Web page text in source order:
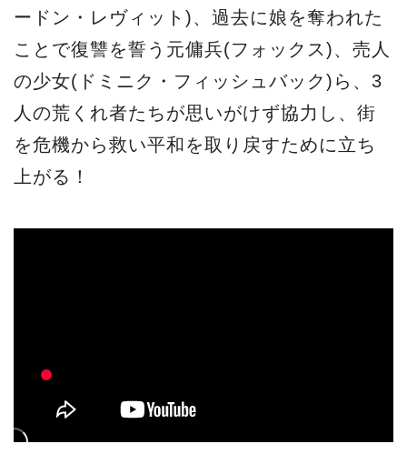
ードン・レヴィット)、過去に娘を奪われた
ことで復讐を誓う元傭兵(フォックス)、売人
の少女(ドミニク・フィッシュバック)ら、3
人の荒くれ者たちが思いがけず協力し、街
を危機から救い平和を取り戻すために立ち
上がる！